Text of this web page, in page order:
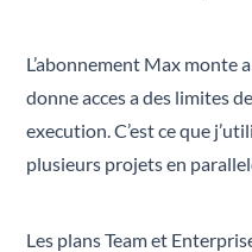
L’abonnement Max monte
donne acces a des limites
execution. C’est ce que
plusieurs projets en
Les plans Team et